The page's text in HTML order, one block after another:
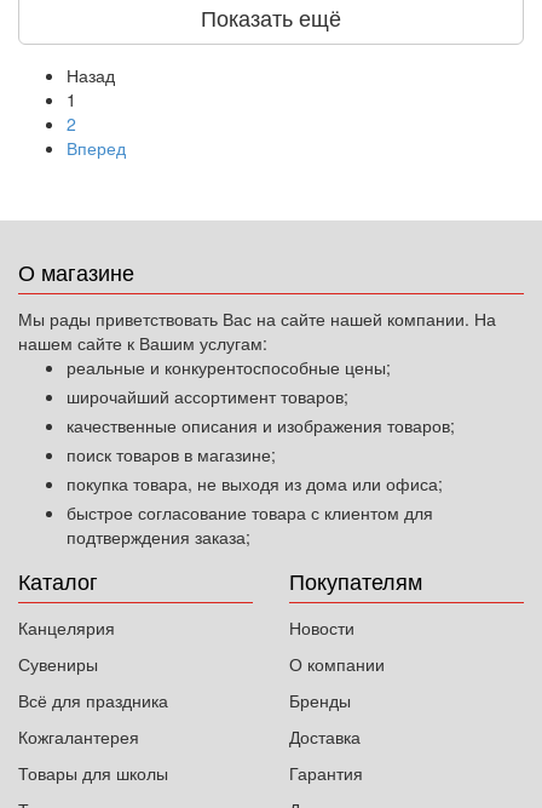
Показать ещё
Назад
1
2
Вперед
О магазине
Мы рады приветствовать Вас на сайте нашей компании. На
нашем сайте к Вашим услугам:
реальные и конкурентоспособные цены;
широчайший ассортимент товаров;
качественные описания и изображения товаров;
поиск товаров в магазине;
покупка товара, не выходя из дома или офиса;
быстрое согласование товара с клиентом для
подтверждения заказа;
Каталог
Канцелярия
Сувениры
Всё для праздника
Кожгалантерея
Товары для школы
Покупателям
Новости
О компании
Бренды
Доставка
Гарантия